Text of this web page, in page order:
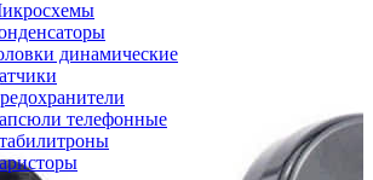
динамические
телефонные